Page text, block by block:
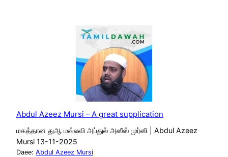
Abdul Azeez Mursi – A great supplication
மகத்தான துஆ மவ்லவி அப்துல் அஸீஸ் முர்ஸி | Abdul Azeez
Mursi 13-11-2025
Daee: Abdul Azeez Mursi